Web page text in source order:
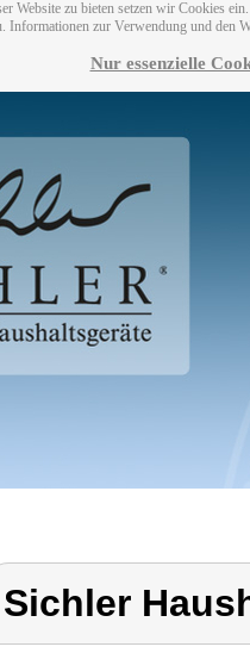
Website zu bieten setzen wir Cookies
Informationen zur Verwendung und den
Nur essenzielle
Sichler